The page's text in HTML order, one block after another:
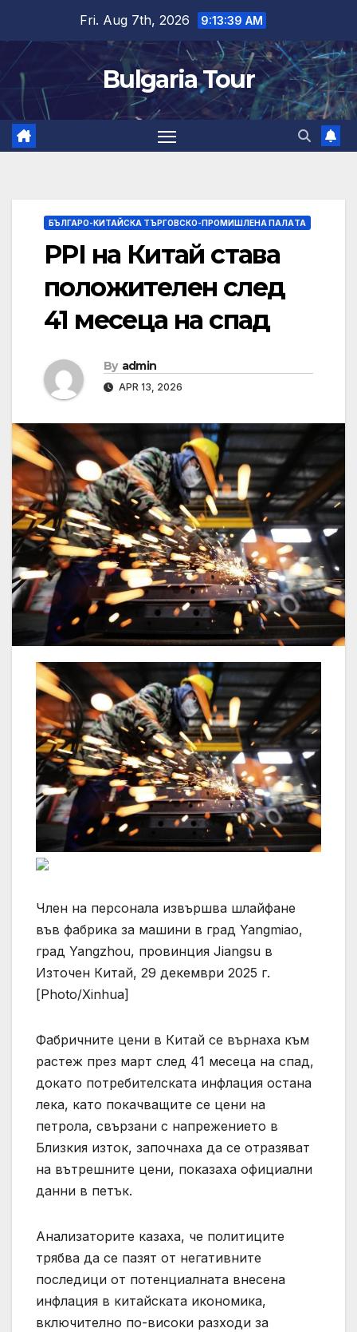
content
Fri. Aug 7th, 2026 9:13:40 AM
Bulgaria Tour
БЪЛГАРО-КИТАЙСКА ТЪРГОВСКО-ПРОМИШЛЕНА ПАЛAТА
PPI на Китай става
положителен след
41 месеца на спад
By admin
APR 13, 2026
Член на персонала извършва шлайфане
във фабрика за машини в град Yangmiao,
град Yangzhou, провинция Jiangsu в
Източен Китай, 29 декември 2025 г.
[Photo/Xinhua]
Фабричните цени в Китай се върнаха към
растеж през март след 41 месеца на спад,
докато потребителската инфлация остана
лека, като покачващите се цени на
петрола, свързани с напрежението в
Близкия изток, започнаха да се отразяват
на вътрешните цени, показаха официални
данни в петък.
Анализаторите казаха, че политиците
трябва да се пазят от негативните
последици от потенциалната внесена
инфлация в китайската икономика,
включително по-високи разходи за